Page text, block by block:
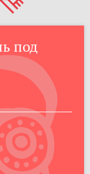
под